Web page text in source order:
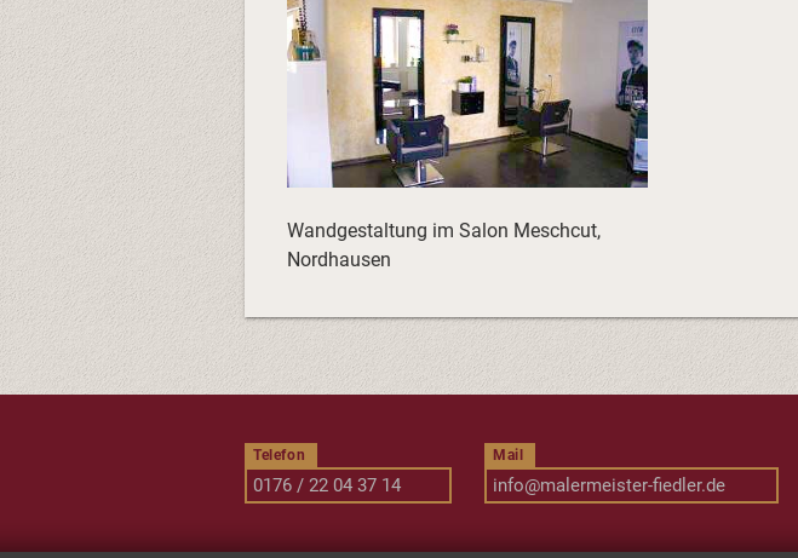
Wandgestaltung im Salon Meschcut,
Nordhausen
Telefon
0176 / 22 04 37 14
Mail
info@malermeister-fiedler.de